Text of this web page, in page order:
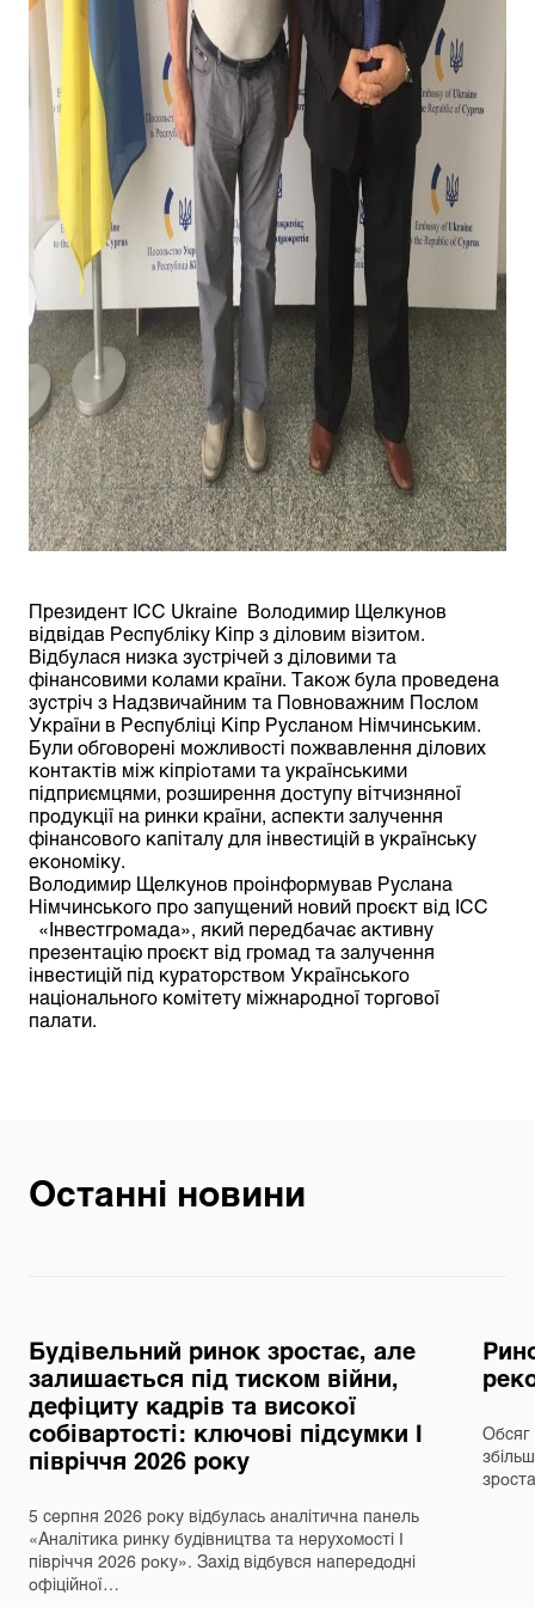
Президент ІСС Ukraine Володимир Щелкунов
відвідав Республіку Кіпр з діловим візитом.
Відбулася низка зустрічей з діловими та
фінансовими колами країни. Також була проведена
зустріч з Надзвичайним та Повноважним Послом
України в Республіці Кіпр Русланом Німчинським.
Були обговорені можливості пожвавлення ділових
контактів між кіпріотами та українськими
підприємцями, розширення доступу вітчизняної
продукції на ринки країни, аспекти залучення
фінансового капіталу для інвестицій в українську
економіку.
Володимир Щелкунов проінформував Руслана
Німчинського про запущений новий проєкт від ІСС
«Інвестгромада», який передбачає активну
презентацію проєкт від громад та залучення
інвестицій під кураторством Українського
національного комітету міжнародної торгової
палати.
Останні новини
Будівельний ринок зростає, але
залишається під тиском війни,
дефіциту кадрів та високої
собівартості: ключові підсумки І
півріччя 2026 року
5 серпня 2026 року відбулась аналітична панель
«Аналітика ринку будівництва та нерухомості І
півріччя 2026 року». Захід відбувся напередодні
офіційної…
Обсяг